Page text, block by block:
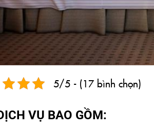
5/5 - (17 bình chọn)
VỤ BAO GỒM: